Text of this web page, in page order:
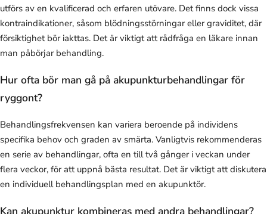
utförs av en kvalificerad och erfaren utövare. Det finns dock vissa
kontraindikationer, såsom blödningsstörningar eller graviditet, där
försiktighet bör iakttas. Det är viktigt att rådfråga en läkare innan
man påbörjar behandling.
Hur ofta bör man gå på akupunkturbehandlingar för
ryggont?
Behandlingsfrekvensen kan variera beroende på individens
specifika behov och graden av smärta. Vanligtvis rekommenderas
en serie av behandlingar, ofta en till två gånger i veckan under
flera veckor, för att uppnå bästa resultat. Det är viktigt att diskutera
en individuell behandlingsplan med en akupunktör.